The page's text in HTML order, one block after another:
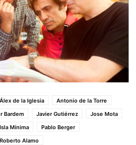
Álex de la Iglesia
Antonio de la Torre
Bardem Javier Gutiérrez
Jose Mota
Mínima
Pablo Berger
Roberto Alamo